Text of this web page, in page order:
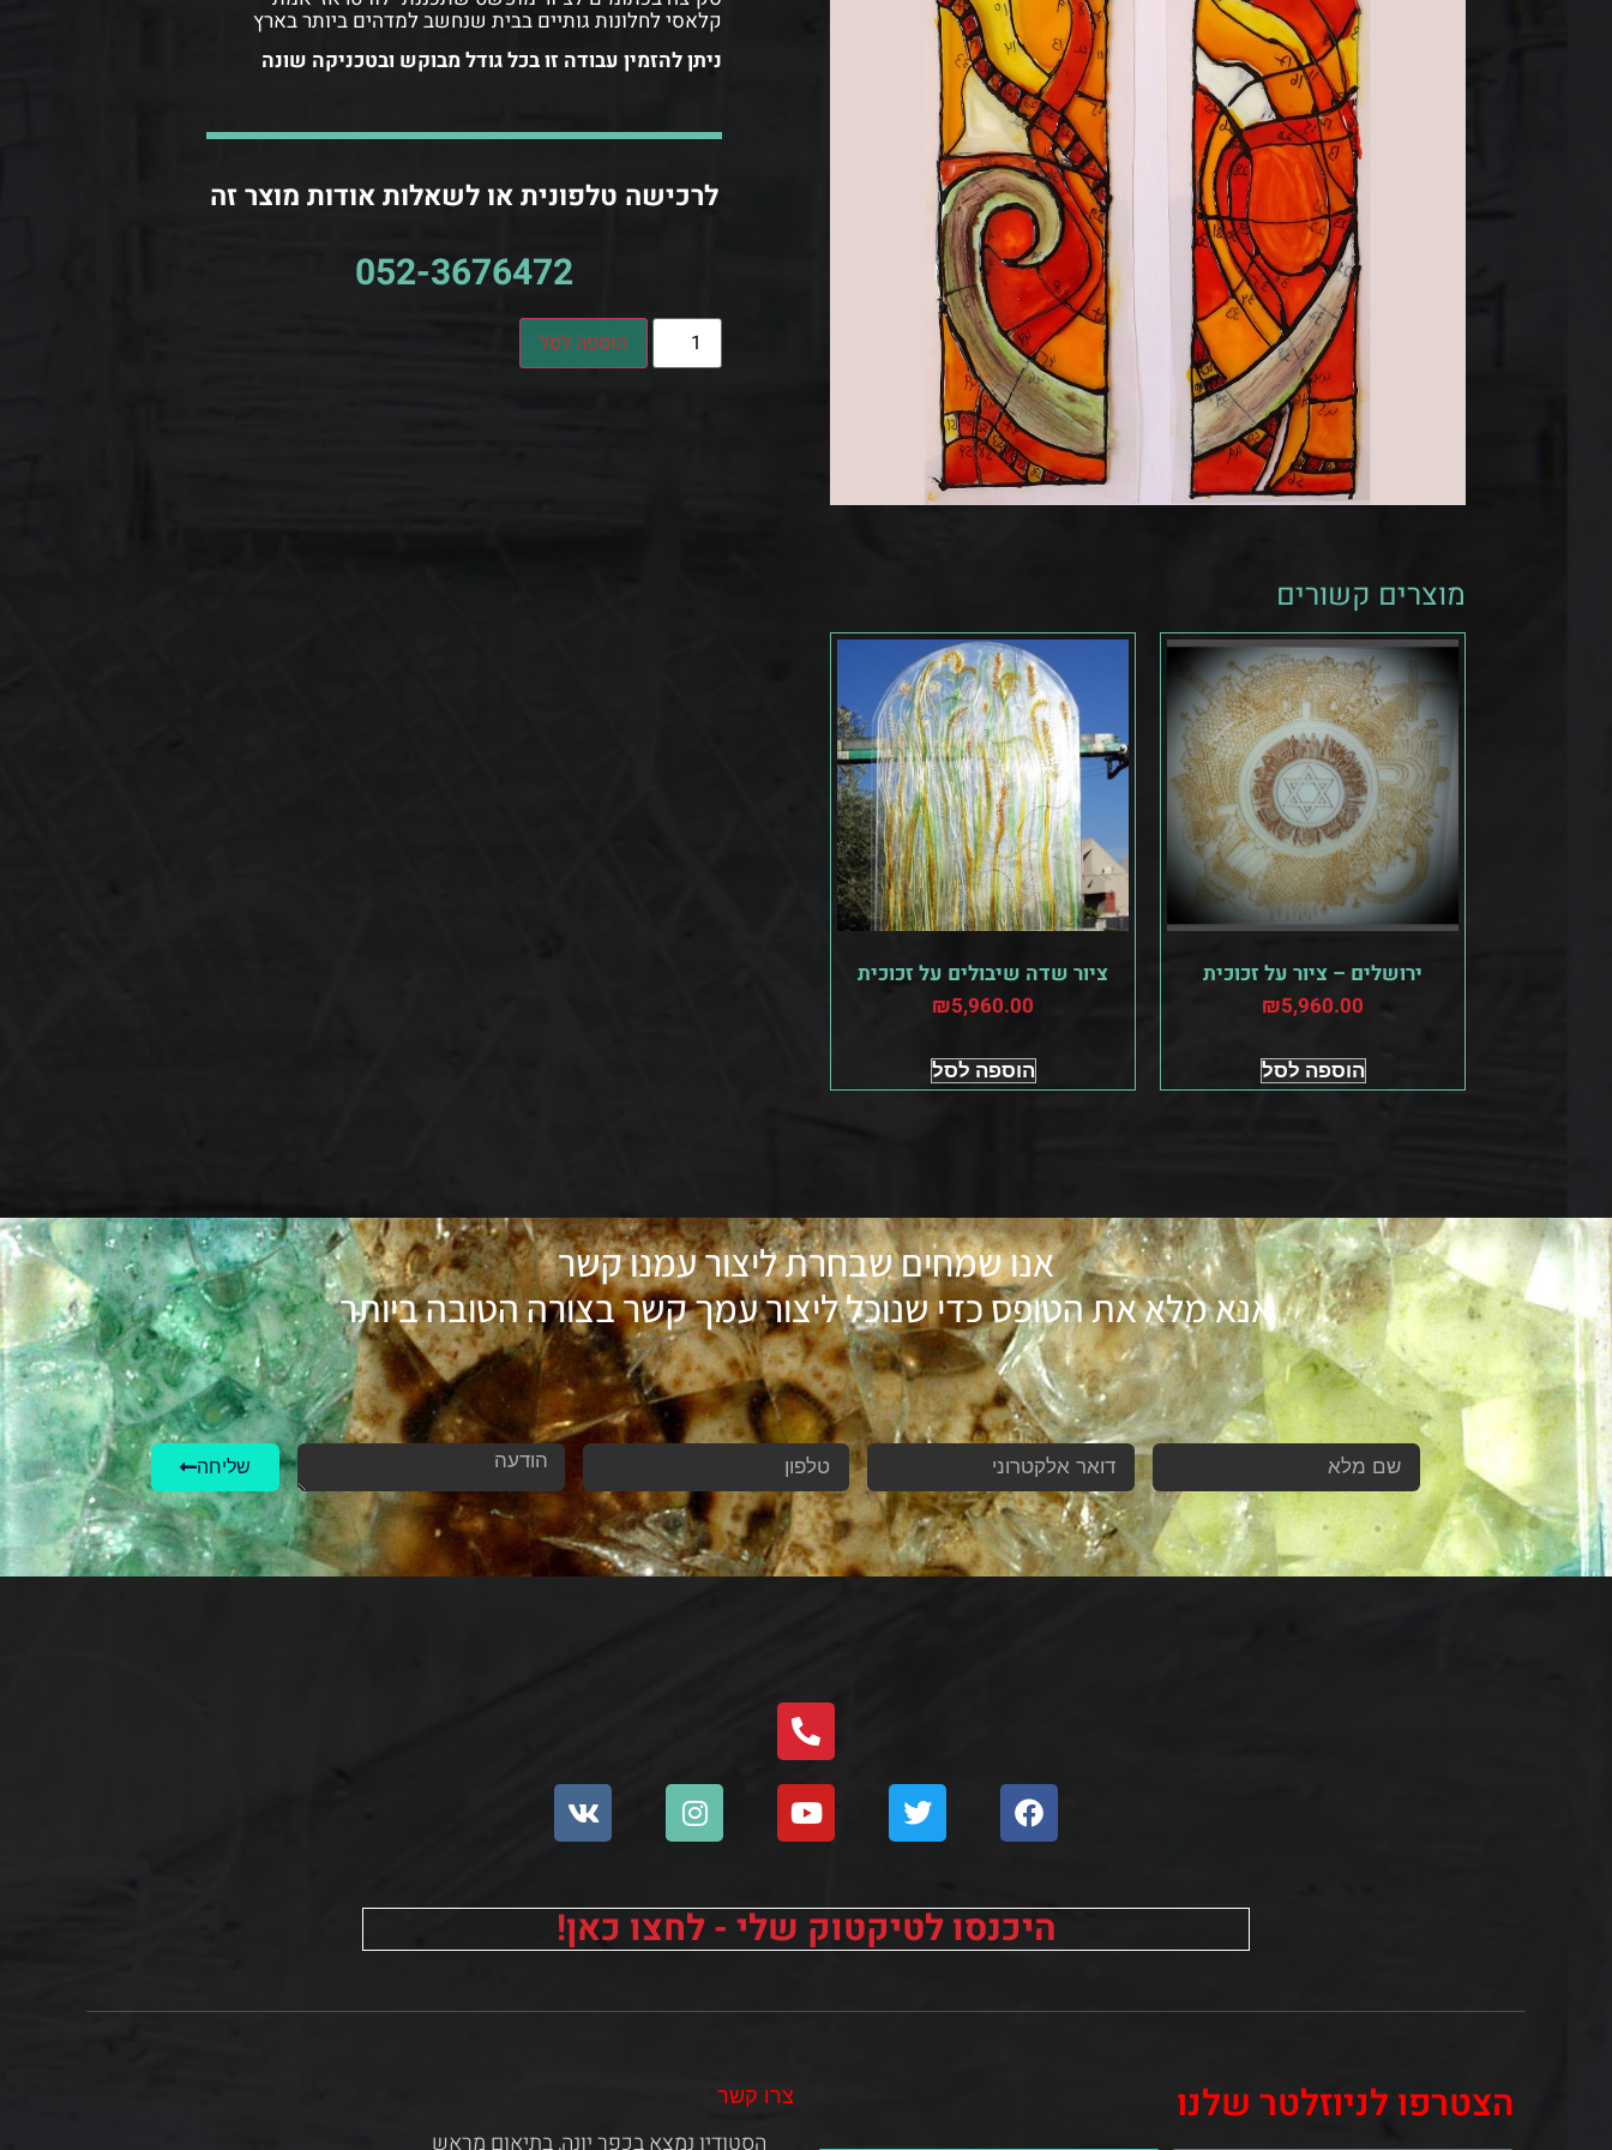
מוצרים קשורים
ירושלים – ציור על זכוכית
₪5,960.00
הוספה לסל
ציור שדה שיבולים על זכוכית
₪5,960.00
הוספה לסל
קלאסי לחלונות גותיים בבית שנחשב למדהים ביותר בארץ
ניתן להזמין עבודה זו בכל גודל מבוקש ובטכניקה שונה
לרכישה טלפונית או לשאלות אודות מוצר זה
052-3676472
הוספה לסל
אנו שמחים שבחרת ליצור עמנו קשר
אנא מלא את הטופס כדי שנוכל ליצור עמך קשר בצורה הטובה ביותר
שליחה
היכנסו לטיקטוק שלי - לחצו כאן!
הצטרפו לניוזלטר שלנו צרו קשר
הסטודיו נמצא בכפר יונה, בתיאום מראש